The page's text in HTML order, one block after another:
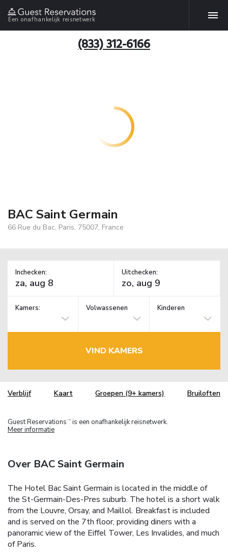
Een onafhankelijk reisnetwerk
(833) 312-6166
BAC Saint Germain
66 Rue du Bac, Paris, 75007, France
Inchecken: Uitchecken:
Kamers: Volwassenen Kinderen
VIND KAMERS
Verblijf Kaart Groepen (9+ kamers) Bruiloften
Guest Reservations TM is een onafhankelijk reisnetwerk.
Meer informatie
Over BAC Saint Germain
The Hotel Bac Saint Germain is located in the middle of
the St-Germain-Des-Pres suburb. The hotel is a short walk
from the Louvre, Orsay, and Maillol. Breakfast is included
and is served on the 7th floor, providing diners with a
panoramic view of the Eiffel Tower, Les Invalides, and much
of Paris.